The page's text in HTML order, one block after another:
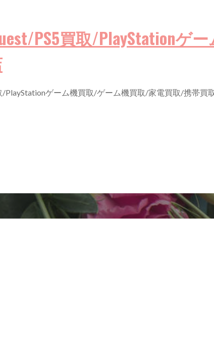
PS5買取/PlayStation
/PlayStationゲーム機買取/ゲーム機買取/家電買取/携帯買